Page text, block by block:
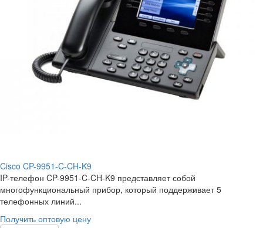
Cisco CP-9951-C-CH-K9
IP-телефон CP-9951-C-CH-K9 представляет собой
многофункциональный прибор, который поддерживает 5
телефонных линий...
Получить оптовую цену